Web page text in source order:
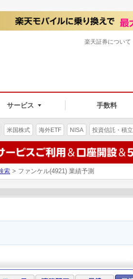
サービス 手数料
楽天証券について
米国株式 海外ETF NISA 投資信託・積立
索 > ファンケル(4921) 業績予測